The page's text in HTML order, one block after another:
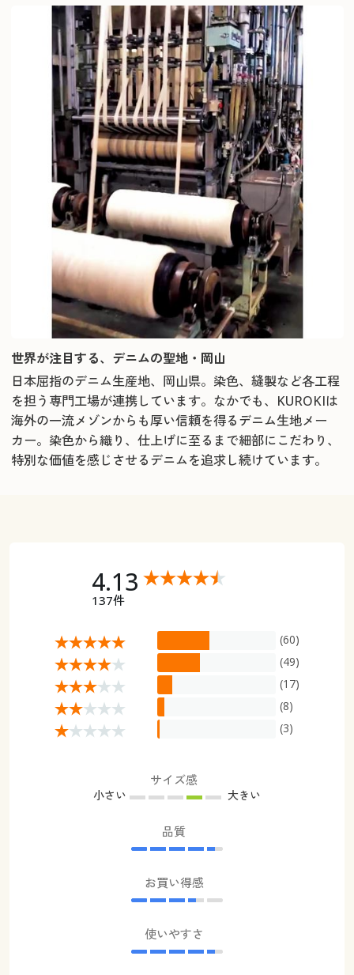
世界が注目する、デニムの聖地・岡山
日本屈指のデニム生産地、岡山県。染色、縫製など各工程
を担う専門工場が連携しています。なかでも、KUROKIは
海外の一流メゾンからも厚い信頼を得るデニム生地メー
カー。染色から織り、仕上げに至るまで細部にこだわり、
特別な価値を感じさせるデニムを追求し続けています。
4.13
137件
(60)
(49)
(17)
(8)
(3)
サイズ感
小さい 大きい
品質
お買い得感
使いやすさ